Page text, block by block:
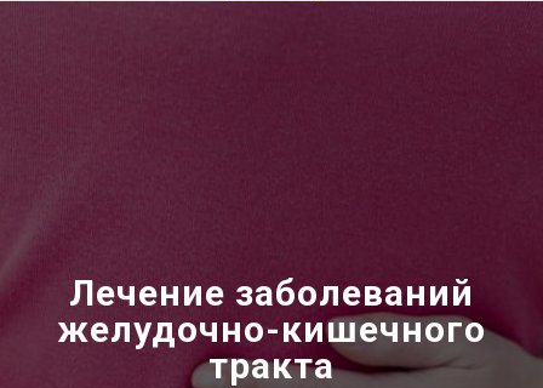
Лечение заболеваний
желудочно-кишечного
тракта